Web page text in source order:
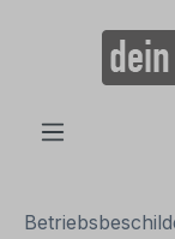
springen